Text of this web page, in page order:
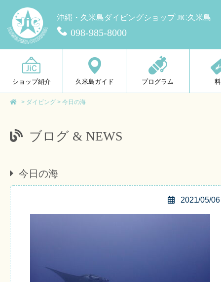
沖縄・久米島ダイビングショップ JiC久米島
098-985-8000
ショップ紹介 久米島ガイド プログラム
> ダイビング > 今日の海
ブログ & NEWS
今日の海
2021/05/06